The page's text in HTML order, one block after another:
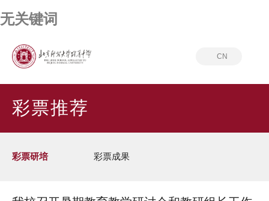
无关键词
CN
彩票推荐
彩票研培 彩票成果